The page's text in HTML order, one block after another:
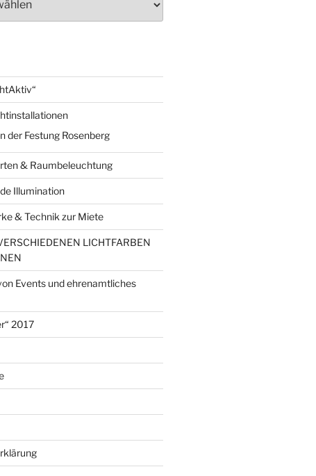
der Festung Rosenberg
& Raumbeleuchtung
Illumination
& Technik zur Miete
LICHTFARBEN
Events und ehrenamtliches
2017